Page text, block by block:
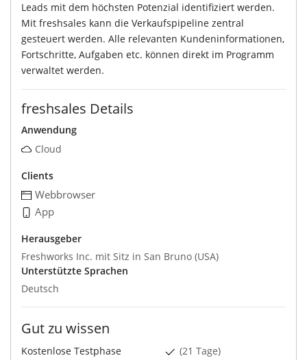
Leads mit dem höchsten Potenzial identifiziert werden.
Mit freshsales kann die Verkaufspipeline zentral
gesteuert werden. Alle relevanten Kundeninformationen,
Fortschritte, Aufgaben etc. können direkt im Programm
verwaltet werden.
freshsales Details
Anwendung
Cloud
Clients
Webbrowser
App
Herausgeber
Freshworks Inc. mit Sitz in San Bruno (USA)
Unterstützte Sprachen
Deutsch
Gut zu wissen
Kostenlose Testphase
(21 Tage)